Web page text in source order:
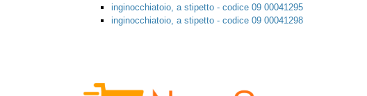
inginocchiatoio, a stipetto - codice 09 00041295
inginocchiatoio, a stipetto - codice 09 00041298